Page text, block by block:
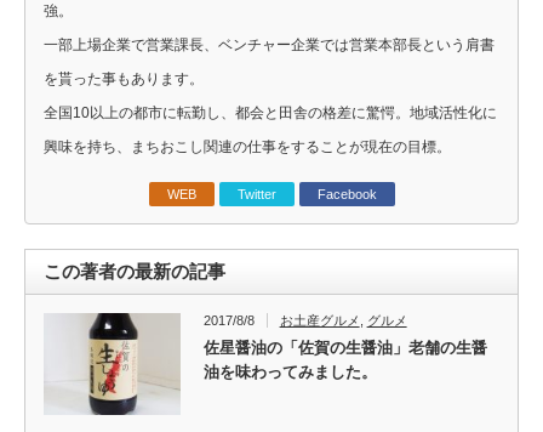
強。
一部上場企業で営業課長、ベンチャー企業では営業本部長という肩書
を貰った事もあります。
全国10以上の都市に転勤し、都会と田舎の格差に驚愕。地域活性化に
興味を持ち、まちおこし関連の仕事をすることが現在の目標。
WEB Twitter Facebook
この著者の最新の記事
2017/8/8 お土産グルメ グルメ
佐星醤油の「佐賀の生醤油」老舗の生醤
油を味わってみました。